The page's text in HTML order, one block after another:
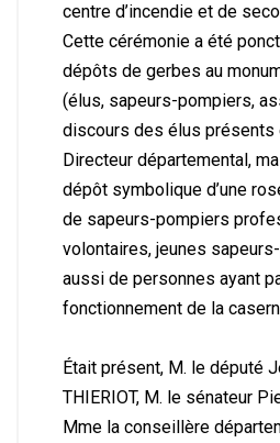
centre d’incendie et de
Cette cérémonie a été
dépôts de gerbes au
(élus, sapeurs-pompiers,
discours des élus présents
Directeur départemental,
dépôt symbolique d’une
de sapeurs-pompiers
volontaires, jeunes
aussi de personnes ayant
fonctionnement de la
Était présent, M. le député
THIERIOT, M. le sénateur
Mme la conseillère